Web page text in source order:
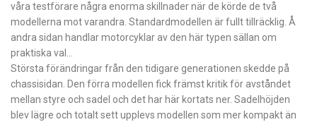
våra testförare några enorma skillnader när de körde de två
modellerna mot varandra. Standardmodellen är fullt tillräcklig. Å
andra sidan handlar motorcyklar av den här typen sällan om
praktiska val…
Största förändringar från den tidigare generationen skedde på
chassisidan. Den förra modellen fick främst kritik för avståndet
mellan styre och sadel och det har här kortats ner. Sadelhöjden
blev lägre och totalt sett upplevs modellen som mer kompakt än